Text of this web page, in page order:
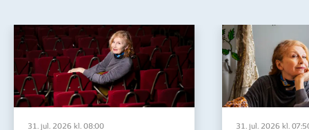
31. jul. 2026 kl. 08:00 31. jul. 2026 kl.